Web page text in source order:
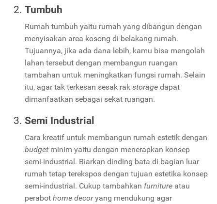
Tumbuh
Rumah tumbuh yaitu rumah yang dibangun dengan
menyisakan area kosong di belakang rumah.
Tujuannya, jika ada dana lebih, kamu bisa mengolah
lahan tersebut dengan membangun ruangan
tambahan untuk meningkatkan fungsi rumah. Selain
itu, agar tak terkesan sesak rak storage dapat
dimanfaatkan sebagai sekat ruangan.
Semi Industrial
Cara kreatif untuk membangun rumah estetik dengan
budget minim yaitu dengan menerapkan konsep
semi-industrial. Biarkan dinding bata di bagian luar
rumah tetap terekspos dengan tujuan estetika konsep
semi-industrial. Cukup tambahkan furniture atau
perabot home decoryang mendukung agar